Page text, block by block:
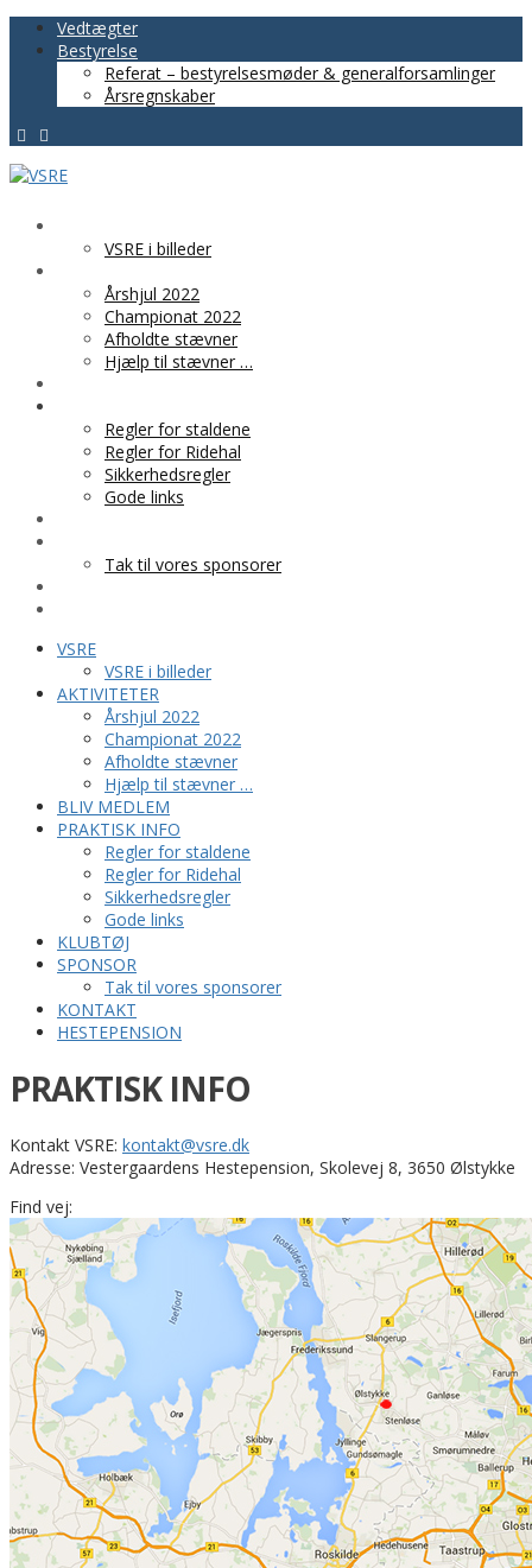
Vedtægter
Bestyrelse
Referat – bestyrelsesmøder & generalforsamlinger
Årsregnskaber
VSRE i billeder
Årshjul 2022
Championat 2022
Afholdte stævner
Hjælp til stævner …
Regler for staldene
Regler for Ridehal
Sikkerhedsregler
Gode links
Tak til vores sponsorer
VSRE
VSRE i billeder
AKTIVITETER
Årshjul 2022
Championat 2022
Afholdte stævner
Hjælp til stævner …
BLIV MEDLEM
PRAKTISK INFO
Regler for staldene
Regler for Ridehal
Sikkerhedsregler
Gode links
KLUBTØJ
SPONSOR
Tak til vores sponsorer
KONTAKT
HESTEPENSION
PRAKTISK INFO
Kontakt VSRE: kontakt@vsre.dk
Adresse: Vestergaardens Hestepension, Skolevej 8, 3650 Ølstykke
Find vej: